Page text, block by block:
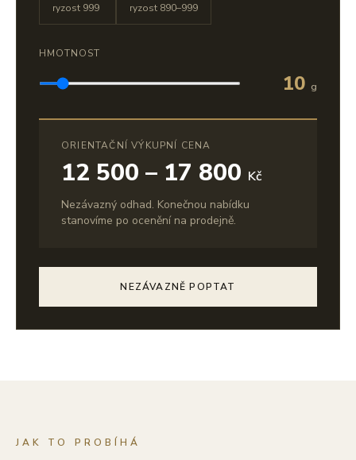
ryzost 999 ryzost 890–999
HMOTNOST
10 g
ORIENTAČNÍ VÝKUPNÍ CENA
12 500 – 17 800 Kč
Nezávazný odhad. Konečnou nabídku
stanovíme po ocenění na prodejně.
NEZÁVAZNĚ POPTAT
JAK TO PROBÍHÁ